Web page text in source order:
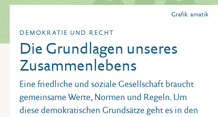
Grafik: amatik
DEMOKRATIE UND RECHT
Die Grundlagen unseres
Zusammenlebens
Eine friedliche und soziale Gesellschaft braucht
gemeinsame Werte, Normen und Regeln. Um
diese demokratischen Grundsätze geht es in den